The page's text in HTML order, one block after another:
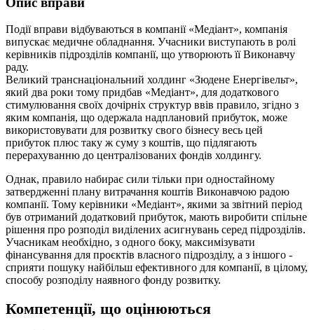
Події вправи відбуваються в компанії «Медіант», компанія
випускає медичне обладнання. Учасники виступають в ролі
керівників підрозділів компанії, що утворюють її Виконавчу
раду.
Великий транснаціональний холдинг «Зюдене Енергівельт»,
який два роки тому придбав «Медіант», для додаткового
стимулювання своїх дочірніх структур ввів правило, згідно з
яким компанія, що одержала надплановий прибуток, може
використовувати для розвитку свого бізнесу весь цей
прибуток плюс таку ж суму з коштів, що підлягають
перерахуванню до централізованих фондів холдингу.
Однак, правило набирає сили тільки при одностайному
затвердженні плану витрачання коштів Виконавчою радою
компанії. Тому керівники «Медіант», якими за звітний період
був отриманий додатковий прибуток, мають виробити спільне
рішення про розподіл виділених асигнувань серед підрозділів.
Учасникам необхідно, з одного боку, максимізувати
фінансування для проєктів власного підрозділу, а з іншого -
сприяти пошуку найбільш ефективного для компанії, в цілому,
способу розподілу наявного фонду розвитку.
Компетенції, що оцінюються